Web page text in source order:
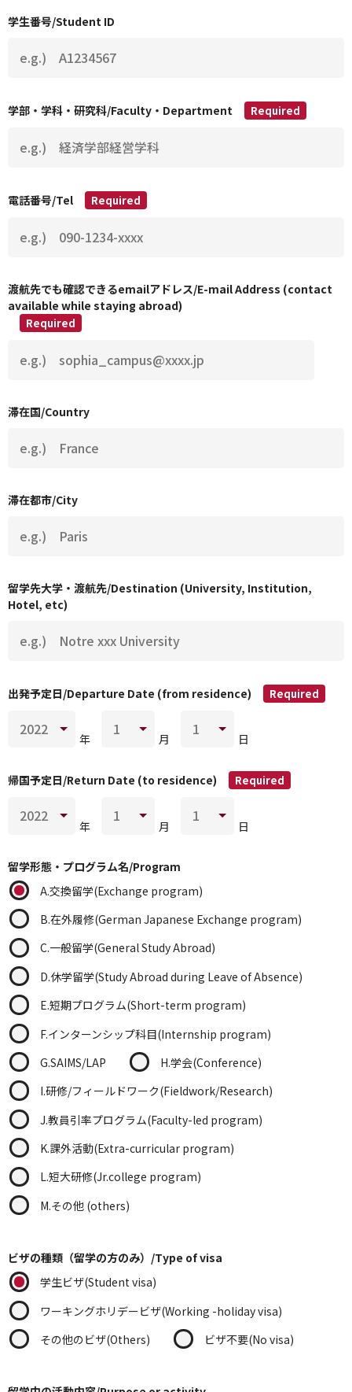
学生番号/Student ID
学部・学科・研究科/Faculty・Department Required
電話番号/Tel Required
渡航先でも確認できるemailアドレス/E-mail Address (contact
available while staying abroad)
Required
滞在国/Country
滞在都市/City
留学先大学・渡航先/Destination (University, Institution,
Hotel, etc)
出発予定日/Departure Date (from residence) Required
年 月 日
帰国予定日/Return Date (to residence) Required
年 月 日
留学形態・プログラム名/Program
A.交換留学(Exchange program)
B.在外履修(German Japanese Exchange program)
C.一般留学(General Study Abroad)
D.休学留学(Study Abroad during Leave of Absence)
E.短期プログラム(Short-term program)
F.インターンシップ科目(Internship program)
G.SAIMS/LAP
H.学会(Conference)
I.研修/フィールドワーク(Fieldwork/Research)
J.教員引率プログラム(Faculty-led program)
K.課外活動(Extra-curricular program)
L.短大研修(Jr.college program)
M.その他 (others)
ビザの種類（留学の方のみ）/Type of visa
学生ビザ(Student visa)
ワーキングホリデービザ(Working -holiday visa)
その他のビザ(Others)
ビザ不要(No visa)